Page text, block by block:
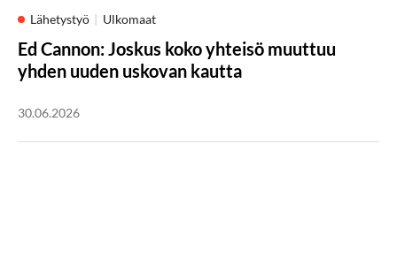
Lähetystyö Ulkomaat
Ed Cannon: Joskus koko yhteisö muuttuu
yhden uuden uskovan kautta
30.06.2026